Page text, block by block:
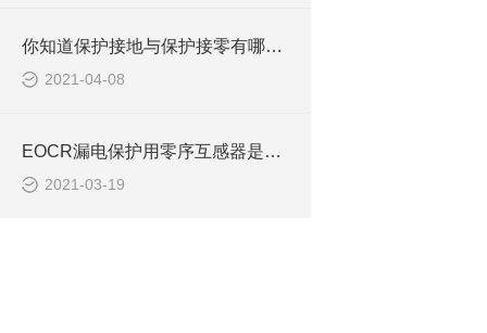
你知道保护接地与保护接零有哪些不同吗？
2021-04-08
EOCR漏电保护用零序互感器是否需要穿入N相
2021-03-19